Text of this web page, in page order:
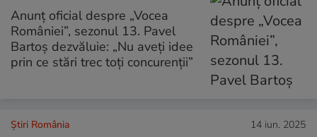
Anunț oficial despre „Vocea
României”, sezonul 13. Pavel
Bartoș dezvăluie: „Nu aveți idee
prin ce stări trec toți concurenții”
Știri România 14 iun. 2025